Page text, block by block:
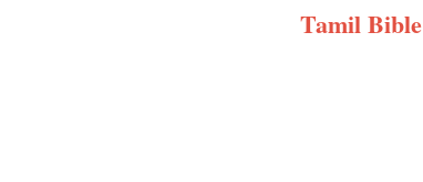
Tamil Bible